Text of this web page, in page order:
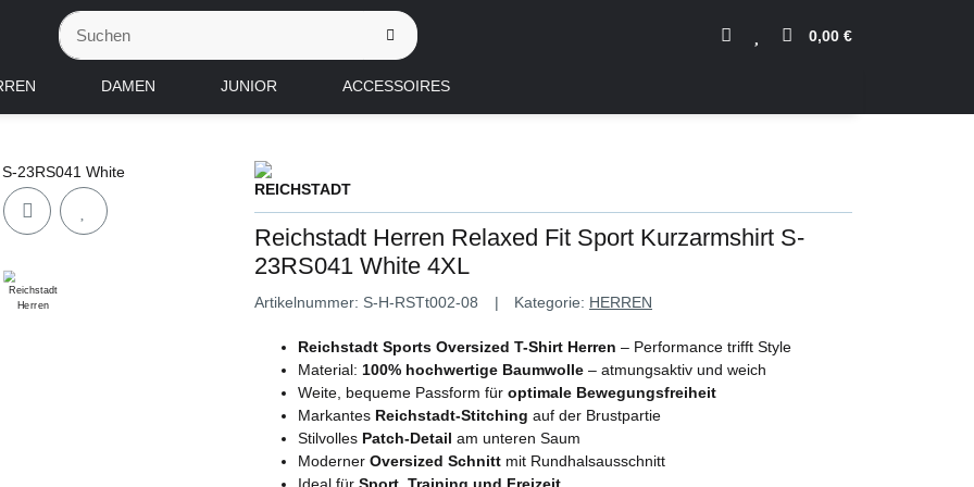
0,00 €
DAMEN JUNIOR ACCESSOIRES
Reichstadt Herren Relaxed Fit Sport Kurzarmshirt S-
23RS041 White 4XL
Artikelnummer: S-H-RSTt002-08 Kategorie: HERREN
Reichstadt Sports Oversized T-Shirt Herren – Performance trifft Style
Material: 100% hochwertige Baumwolle – atmungsaktiv und weich
Weite, bequeme Passform für optimale Bewegungsfreiheit
Markantes Reichstadt-Stitching auf der Brustpartie
Stilvolles Patch-Detail am unteren Saum
Moderner Oversized Schnitt mit Rundhalsausschnitt
Ideal für Sport, Training und Freizeit